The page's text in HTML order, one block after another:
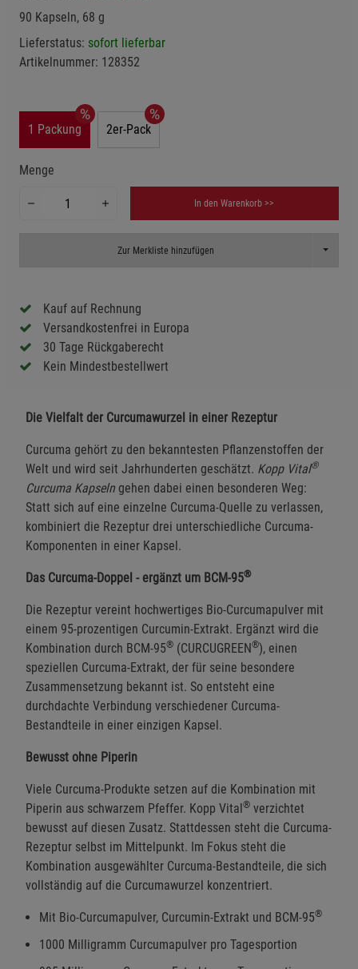
90 Kapseln, 68 g
Lieferstatus: sofort lieferbar
Artikelnummer: 128352
1 Packung 2er-Pack
Menge
In den Warenkorb >>
Zur Merkliste hinzufügen Toggle
Kauf auf Rechnung
Versandkostenfrei in Europa
30 Tage Rückgaberecht
Kein Mindestbestellwert
Die Vielfalt der Curcumawurzel in einer Rezeptur
Curcuma gehört zu den bekanntesten Pflanzenstoffen der
Welt und wird seit Jahrhunderten geschätzt. Kopp Vital®
Curcuma Kapseln gehen dabei einen besonderen Weg:
Statt sich auf eine einzelne Curcuma-Quelle zu verlassen,
kombiniert die Rezeptur drei unterschiedliche Curcuma-
Komponenten in einer Kapsel.
Das Curcuma-Doppel - ergänzt um BCM-95®
Die Rezeptur vereint hochwertiges Bio-Curcumapulver mit
einem 95-prozentigen Curcumin-Extrakt. Ergänzt wird die
Kombination durch BCM-95® (CURCUGREEN®), einen
speziellen Curcuma-Extrakt, der für seine besondere
Zusammensetzung bekannt ist. So entsteht eine
durchdachte Verbindung verschiedener Curcuma-
Bestandteile in einer einzigen Kapsel.
Bewusst ohne Piperin
Viele Curcuma-Produkte setzen auf die Kombination mit
Piperin aus schwarzem Pfeffer. Kopp Vital® verzichtet
bewusst auf diesen Zusatz. Stattdessen steht die Curcuma-
Rezeptur selbst im Mittelpunkt. Im Fokus steht die
Kombination ausgewählter Curcuma-Bestandteile, die sich
vollständig auf die Curcumawurzel konzentriert.
Mit Bio-Curcumapulver, Curcumin-Extrakt und BCM-95®
1000 Milligramm Curcumapulver pro Tagesportion